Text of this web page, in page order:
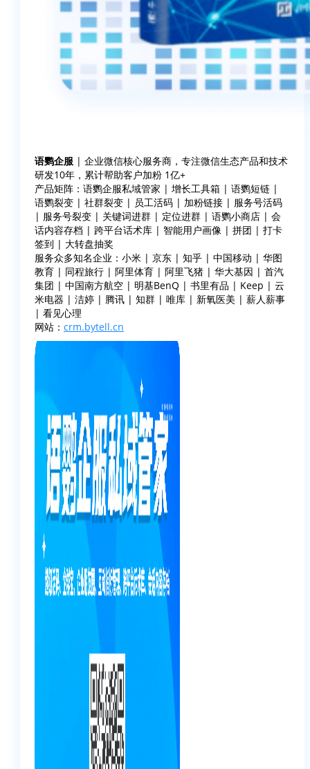
语鹦企服 | 企业微信核心服务商，专注微信生态产品和技术
研发10年，累计帮助客户加粉 1亿+
产品矩阵：语鹦企服私域管家 | 增长工具箱 | 语鹦短链 |
语鹦裂变 | 社群裂变 | 员工活码 | 加粉链接 | 服务号活码
| 服务号裂变 | 关键词进群 | 定位进群 | 语鹦小商店 | 会
话内容存档 | 跨平台话术库 | 智能用户画像 | 拼团 | 打卡
签到 | 大转盘抽奖
服务众多知名企业：小米 | 京东 | 知乎 | 中国移动 | 华图
教育 | 同程旅行 | 阿里体育 | 阿里飞猪 | 华大基因 | 首汽
集团 | 中国南方航空 | 明基BenQ | 书里有品 | Keep | 云
米电器 | 洁婷 | 腾讯 | 知群 | 唯库 | 新氧医美 | 薪人薪事
| 看见心理
网站： crm.bytell.cn